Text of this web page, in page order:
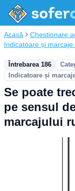
Acasă Chestionare
Indicatoare și marcaje
Întrebarea 186
Indicatoare și
Se poate
pe sensul
marcajului